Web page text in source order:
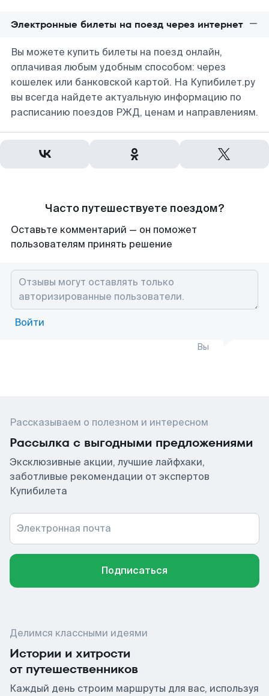
Электронные билеты на поезд через интернет
Вы можете купить билеты на поезд онлайн,
оплачивая любым удобным способом: через
кошелек или банковской картой. На Купибилет.ру
вы всегда найдете актуальную информацию по
расписанию поездов РЖД, ценам и направлениям.
Часто путешествуете поездом?
Оставьте комментарий — он поможет
пользователям принять решение
Войти
Вы
Рассказываем о полезном и интересном
Рассылка с выгодными предложениями
Эксклюзивные акции, лучшие лайфхаки,
заботливые рекомендации от экспертов
Купибилета
Электронная почта
Подписаться
Делимся классными идеями
Истории и хитрости
от путешественников
Каждый день строим маршруты для вас, используя